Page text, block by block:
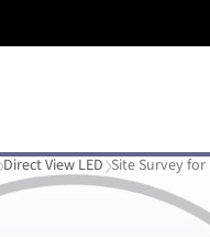
Direct View LED Site Survey for